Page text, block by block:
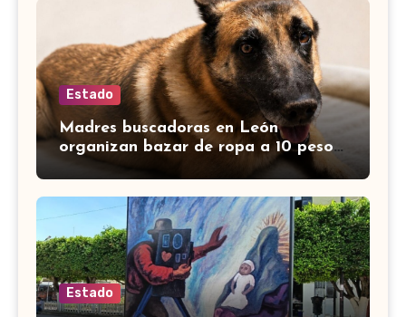
Estado
Madres buscadoras en León
organizan bazar de ropa a 10 pesos;
muchos se unen para apoyar
Estado